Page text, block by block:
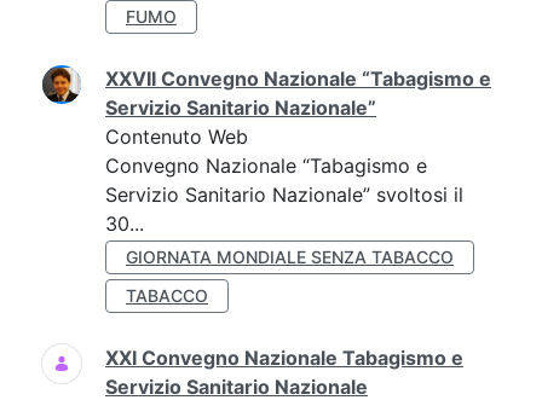
FUMO
XXVII Convegno Nazionale “Tabagismo e
Servizio Sanitario Nazionale”
Contenuto Web
Convegno Nazionale “Tabagismo e
Servizio Sanitario Nazionale” svoltosi il
30...
GIORNATA MONDIALE SENZA TABACCO
TABACCO
XXI Convegno Nazionale Tabagismo e
Servizio Sanitario Nazionale